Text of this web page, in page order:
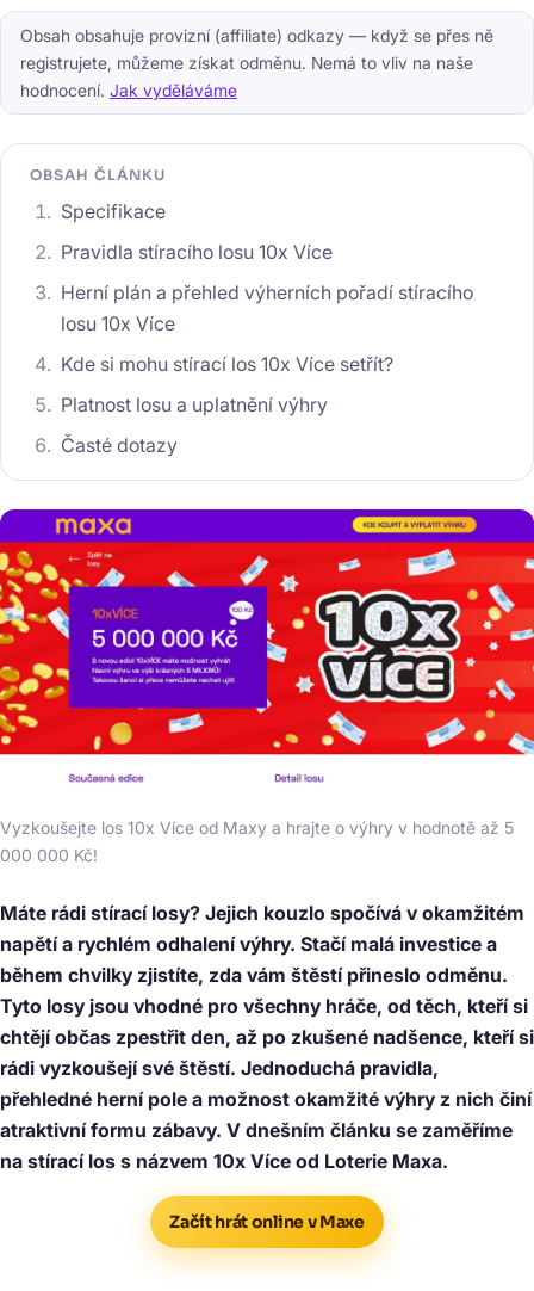
Obsah obsahuje provizní (affiliate) odkazy — když se přes ně
registrujete, můžeme získat odměnu. Nemá to vliv na naše
hodnocení. Jak vyděláváme
OBSAH ČLÁNKU
Specifikace
Pravidla stíracího losu 10x Více
Herní plán a přehled výherních pořadí stíracího
losu 10x Více
Kde si mohu stírací los 10x Více setřít?
Platnost losu a uplatnění výhry
Časté dotazy
Vyzkoušejte los 10x Více od Maxy a hrajte o výhry v hodnotě až 5
000 000 Kč!
Máte rádi stírací losy? Jejich kouzlo spočívá v okamžitém
napětí a rychlém odhalení výhry. Stačí malá investice a
během chvilky zjistíte, zda vám štěstí přineslo odměnu.
Tyto losy jsou vhodné pro všechny hráče, od těch, kteří si
chtějí občas zpestřit den, až po zkušené nadšence, kteří si
rádi vyzkoušejí své štěstí. Jednoduchá pravidla,
přehledné herní pole a možnost okamžité výhry z nich činí
atraktivní formu zábavy. V dnešním článku se zaměříme
na stírací los s názvem 10x Více od Loterie Maxa.
Začít hrát online v Maxe